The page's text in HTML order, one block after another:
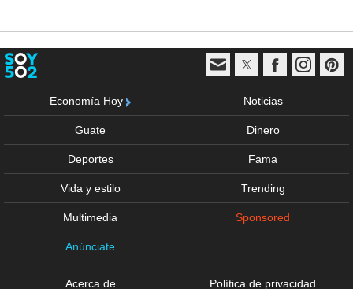
Economía Hoy Noticias
Guate Dinero
Deportes Fama
Vida y estilo Trending
Multimedia Sponsored
Anúnciate
Acerca de Política de privacidad